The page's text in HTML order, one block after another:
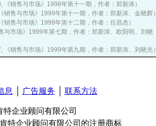
《销售与市场》1998年第十一期，作者：郑新涛）
销售与市场》1999年第十一期，作者：郑新涛、金晓辉）
销售与市场》1999年第十二期，作者：任昌杰）
与市场》1999年第七期，作者：郑新涛、欧阳明、刘晓
《销售与市场》1999年第九期，作者：郑新涛、刘晓光）
息 广告服务 联系方法
特企业顾问有限公司
特企业顾问有限公司的注册商标